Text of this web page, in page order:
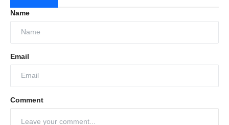
Name
Email
Comment